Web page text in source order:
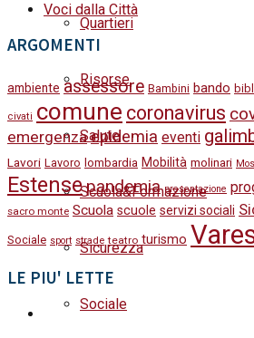
Quartieri
Risorse
Salute
Scuola&Formazione
Sicurezza
Sociale
Voci dalla Città
ARGOMENTI
ambiente assessore Bambini bando
civati comune coronavirus
emergenza epidemia eventi
Lavori Lavoro lombardia Mobilità molinari
Estensepandemia presentazione
sacro monte Scuola scuole servizi sociali
Sociale sport strade teatro turismo
LE PIU' LETTE